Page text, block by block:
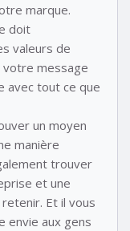
marque.
doit
valeurs de
message
avec tout ce que
un moyen
manière
trouver
et une
Et il vous
envie aux gens